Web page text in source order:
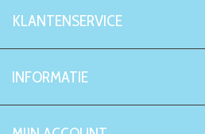
KLANTENSERVICE
INFORMATIE